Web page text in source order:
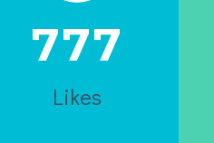
777
Likes